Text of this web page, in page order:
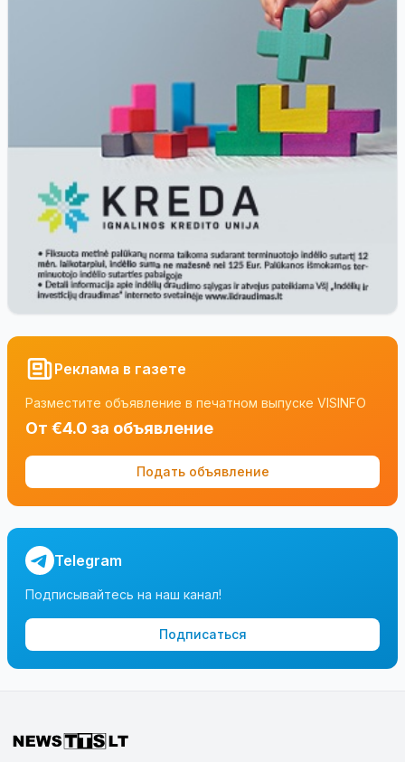
Реклама в газете
Разместите объявление в печатном выпуске VISINFO
От €4.0 за объявление
Подать объявление
Telegram
Подписывайтесь на наш канал!
Подписаться